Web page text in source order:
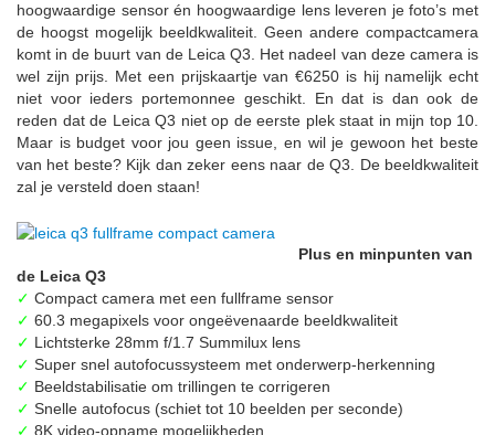
hoogwaardige sensor én hoogwaardige lens leveren je foto’s met
de hoogst mogelijk beeldkwaliteit. Geen andere compactcamera
komt in de buurt van de Leica Q3. Het nadeel van deze camera is
wel zijn prijs. Met een prijskaartje van €6250 is hij namelijk echt
niet voor ieders portemonnee geschikt. En dat is dan ook de
reden dat de Leica Q3 niet op de eerste plek staat in mijn top 10.
Maar is budget voor jou geen issue, en wil je gewoon het beste
van het beste? Kijk dan zeker eens naar de Q3. De beeldkwaliteit
zal je versteld doen staan!
Plus en minpunten van
de Leica Q3
✓ Compact camera met een fullframe sensor
✓ 60.3 megapixels voor ongeëvenaarde beeldkwaliteit
✓ Lichtsterke 28mm f/1.7 Summilux lens
✓ Super snel autofocussysteem met onderwerp-herkenning
✓ Beeldstabilisatie om trillingen te corrigeren
✓ Snelle autofocus (schiet tot 10 beelden per seconde)
✓ 8K video-opname mogelijkheden